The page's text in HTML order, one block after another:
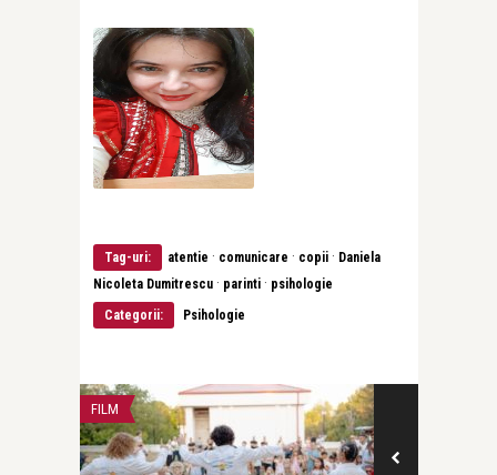
Tag-uri: atentie · comunicare · copii · Daniela
Nicoleta Dumitrescu · parinti · psihologie
Categorii:
Psihologie
PĂRINȚI ȘI COPII